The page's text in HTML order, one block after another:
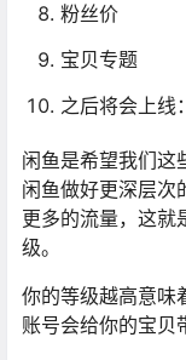
粉丝价
宝贝专题
之后将会上线
闲鱼是希望我们这
闲鱼做好更深层次
更多的流量，这就
级。
你的等级越高意味
账号会给你的宝贝